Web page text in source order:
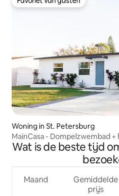
Favoriet van gasten
Woning in St. Petersburg
MainCasa - Dompelzwembad
Wat is de beste tijd
Maand
Gemiddelde
prijs